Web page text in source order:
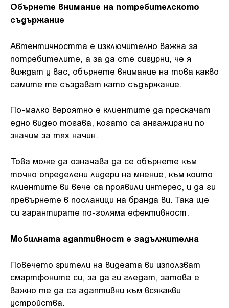
Обърнете внимание на потребителското
съдържание
Автентичността е изключително важна за
потребителите, а за да сте сигурни, че я
виждат у вас, обърнете внимание на това какво
самите те създават като съдържание.
По-малко вероятно е клиентите да прескачат
едно видео тогава, когато са ангажирани по
значим за тях начин.
Това може да означава да се обърнете към
точно определени лидери на мнение, към които
клиентите ви вече са проявили интерес, и да ги
превърнете в посланици на бранда ви. Така ще
си гарантирате по-голяма ефективност.
Мобилната адаптивност е задължителна
Повечето зрители на видеата ви използват
смартфоните си, за да ги гледат, затова е
важно те да са адаптивни към всякакви
устройства.